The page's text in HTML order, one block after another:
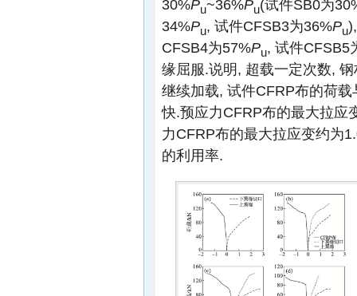
30%Pu~36%Pu(试件SB0为
34%Pu, 试件CFSB3为36%Pu
CFSB4为57%Pu, 试件CFSB5
缘屈服.说明, 超载一定次数,
继续加载, 试件CFRP布的荷
快.预应力CFRP布的最大拉应
力CFRP布的最大拉应变约为
的利用率.